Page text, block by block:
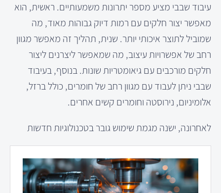
עיבוד שבבי מציע מספר יתרונות משמעותיים. ראשית, הוא
מאפשר יצור חלקים עם רמות דיוק גבוהות מאוד, מה
שמוביל לתוצר איכותי יותר. שנית, תהליך זה מאפשר מגוון
רחב של אפשרויות עיצוב, מה שמאפשר ליצרנים ליצור
חלקים מורכבים עם גיאומטריות שונות. בנוסף, בעיבוד
שבבי ניתן לעבוד עם מגוון רחב של חומרים, כולל ברזל,
אלומיניום, נירוסטה וחומרים קשים אחרים.
לאחרונה, ישנה מגמת שימוש גובר בטכנולוגיות חדשות